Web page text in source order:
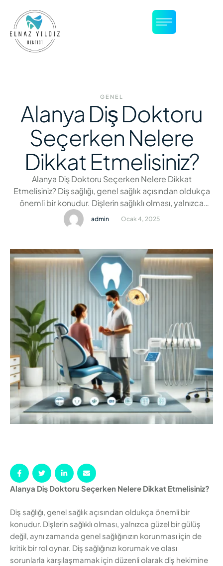
GENEL
Alanya Diş Doktoru
Seçerken Nelere
Dikkat Etmelisiniz?
Alanya Diş Doktoru Seçerken Nelere Dikkat
Etmelisiniz? Diş sağlığı, genel sağlık açısından oldukça
önemli bir konudur. Dişlerin sağlıklı olması, yalnızca
güzel bir gülüş değil, aynı zamanda genel sağlığınızın
korunması için de kritik bir rol oynar. Diş sağlığınızı
olarak diş hekimine gitmek gereklidir. Ancak, diş hekimi
seçimi, tedavi sürecinizin …
admin Ocak 4, 2025
Alanya Diş Doktoru Seçerken Nelere Dikkat Etmelisiniz?
Diş sağlığı, genel sağlık açısından oldukça önemli bir
konudur. Dişlerin sağlıklı olması, yalnızca güzel bir gülüş
değil, aynı zamanda genel sağlığınızın korunması için de
kritik bir rol oynar. Diş sağlığınızı korumak ve olası
sorunlarla karşılaşmamak için düzenli olarak diş hekimine